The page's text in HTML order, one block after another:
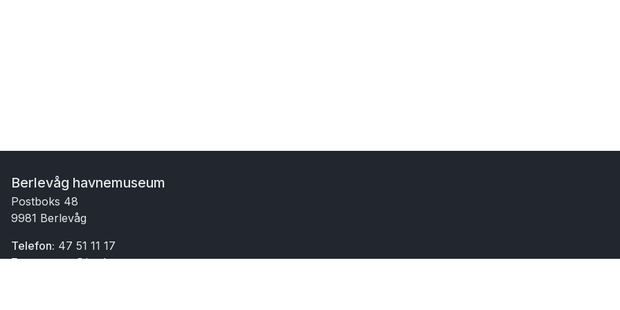
Berlevåg havnemuseum
Postboks 48
9981 Berlevåg
Telefon: 47 51 11 17
E-post: post@berlevagmuseum.no